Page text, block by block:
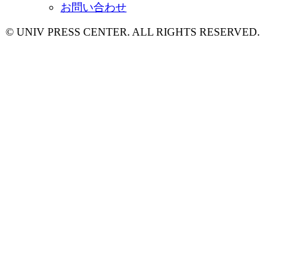
お問い合わせ
© UNIV PRESS CENTER. ALL RIGHTS RESERVED.